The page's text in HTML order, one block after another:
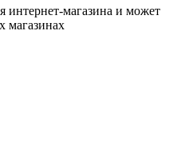
интернет-магазина и может
магазинах